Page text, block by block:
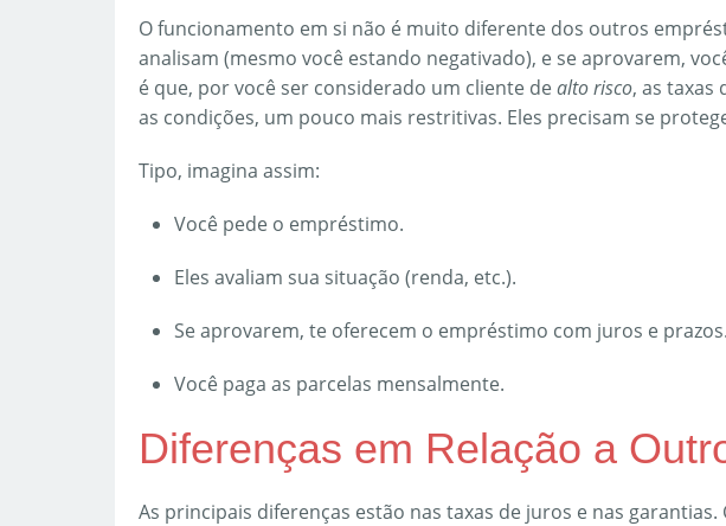
O funcionamento em si não é muito diferente dos outros
analisam (mesmo você estando negativado), e se aprovarem,
é que, por você ser considerado um cliente dealto risco, as taxas
as condições, um pouco mais restritivas. Eles precisam se
Tipo, imagina assim:
Você pede o empréstimo.
Eles avaliam sua situação (renda, etc.).
Se aprovarem, te oferecem o empréstimo com juros e prazos.
Você paga as parcelas mensalmente.
Diferenças em Relação a
As principais diferenças estão nas taxas de juros e nas garantias.